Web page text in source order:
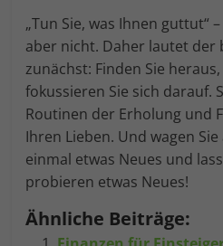
„Tun Sie, was Ihnen guttut“
aber nicht. Daher lautet der
zunächst: Finden Sie
fokussieren Sie sich darauf.
Routinen der Erholung und
Ihren Lieben. Und wagen
einmal etwas Neues und
probieren etwas Neues!
Ähnliche Beiträge: